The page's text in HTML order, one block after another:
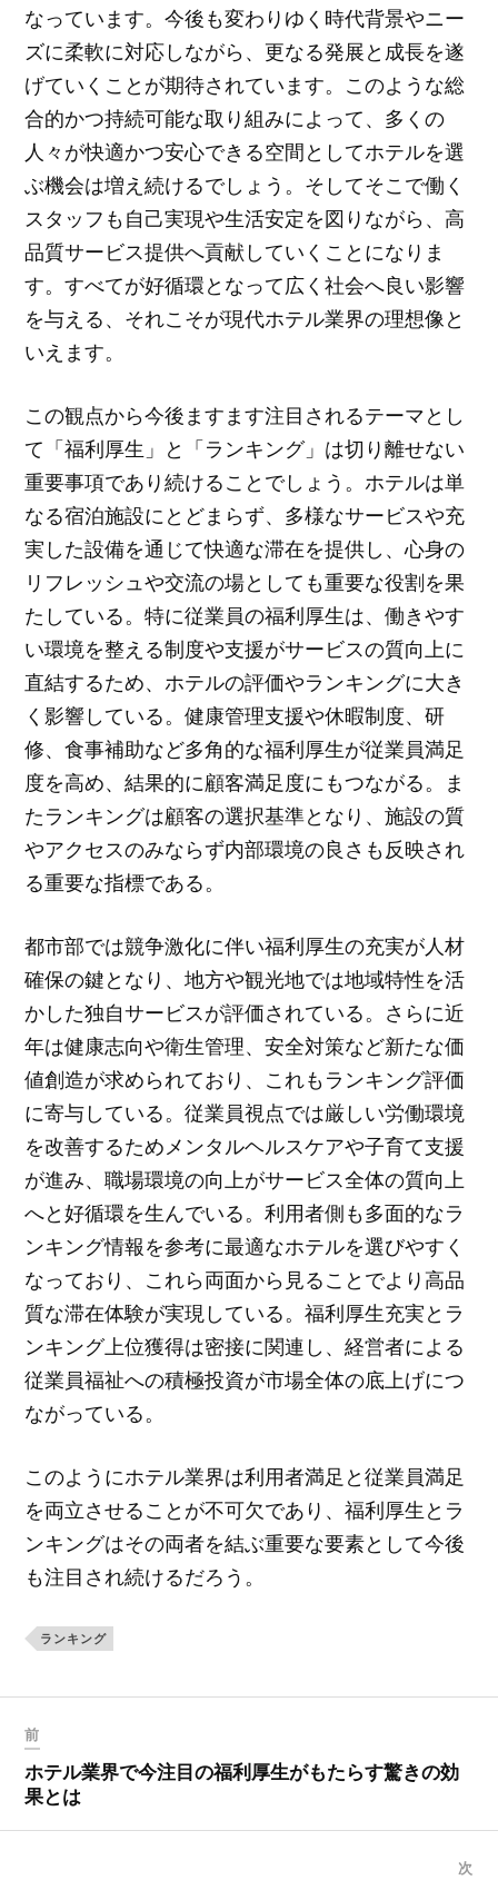
なっています。今後も変わりゆく時代背景やニー
ズに柔軟に対応しながら、更なる発展と成長を遂
げていくことが期待されています。このような総
合的かつ持続可能な取り組みによって、多くの
人々が快適かつ安心できる空間としてホテルを選
ぶ機会は増え続けるでしょう。そしてそこで働く
スタッフも自己実現や生活安定を図りながら、高
品質サービス提供へ貢献していくことになりま
す。すべてが好循環となって広く社会へ良い影響
を与える、それこそが現代ホテル業界の理想像と
いえます。
この観点から今後ますます注目されるテーマとし
て「福利厚生」と「ランキング」は切り離せない
重要事項であり続けることでしょう。ホテルは単
なる宿泊施設にとどまらず、多様なサービスや充
実した設備を通じて快適な滞在を提供し、心身の
リフレッシュや交流の場としても重要な役割を果
たしている。特に従業員の福利厚生は、働きやす
い環境を整える制度や支援がサービスの質向上に
直結するため、ホテルの評価やランキングに大き
く影響している。健康管理支援や休暇制度、研
修、食事補助など多角的な福利厚生が従業員満足
度を高め、結果的に顧客満足度にもつながる。ま
たランキングは顧客の選択基準となり、施設の質
やアクセスのみならず内部環境の良さも反映され
る重要な指標である。
都市部では競争激化に伴い福利厚生の充実が人材
確保の鍵となり、地方や観光地では地域特性を活
かした独自サービスが評価されている。さらに近
年は健康志向や衛生管理、安全対策など新たな価
値創造が求められており、これもランキング評価
に寄与している。従業員視点では厳しい労働環境
を改善するためメンタルヘルスケアや子育て支援
が進み、職場環境の向上がサービス全体の質向上
へと好循環を生んでいる。利用者側も多面的なラ
ンキング情報を参考に最適なホテルを選びやすく
なっており、これら両面から見ることでより高品
質な滞在体験が実現している。福利厚生充実とラ
ンキング上位獲得は密接に関連し、経営者による
従業員福祉への積極投資が市場全体の底上げにつ
ながっている。
このようにホテル業界は利用者満足と従業員満足
を両立させることが不可欠であり、福利厚生とラ
ンキングはその両者を結ぶ重要な要素として今後
も注目され続けるだろう。
ランキング
前
ホテル業界で今注目の福利厚生がもたらす驚きの効
果とは
次